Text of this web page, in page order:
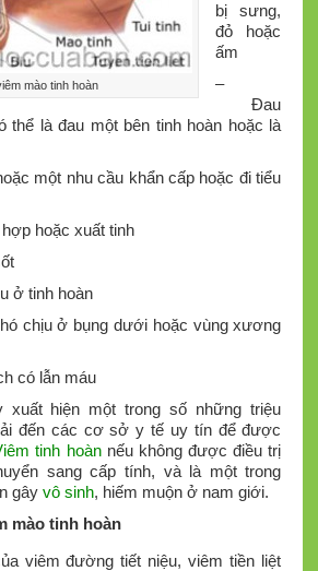
mào tinh hoàn
bị sưng,
đỏ hoặc
ấm
–
Đau
thể là đau một bên tinh hoàn hoặc là
một nhu cầu khẩn cấp hoặc đi tiểu
hoặc xuất tinh
tinh hoàn
ở bụng dưới hoặc vùng xương
có lẫn máu
xuất hiện một trong số những triệu
đến các cơ sở y tế uy tín để được
tinh hoànnếu không được điều trị
sang cấp tính, và là một trong
gâyvô sinh, hiếm muộn ở nam giới.
mào tinh hoàn
viêm đường tiết niệu, viêm tiền liệt